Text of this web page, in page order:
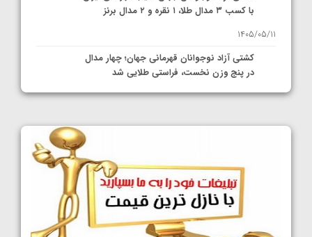
با کسب ۳ مدال طلا، ۱ نقره و ۲ مدال برنز
1405/05/11
کشتی آزاد نوجوانان قهرمانی جهان؛ چهار مدال
در پنج وزن نخست، فراستی طلایی شد
1405/05/11
کشتی آزاد نوجوانان جهان؛ رقبای نمایندگان
ایران مشخص شدند
1405/05/08